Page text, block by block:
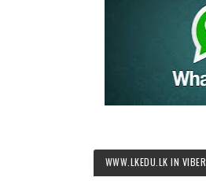
WWW.LKEDU.LK IN VIBER